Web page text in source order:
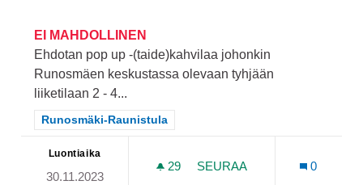
EI MAHDOLLINEN
Ehdotan pop up -(taide)kahvilaa johonkin
Runosmäen keskustassa olevaan tyhjään
liiketilaan 2 - 4...
Rajaa tulokset teeman mukaan: Runosmäki-Raunistula
Runosmäki-Raunistula
Luontiaika
30.11.2023
29 29 SEURAAJAA
SEURAA
0